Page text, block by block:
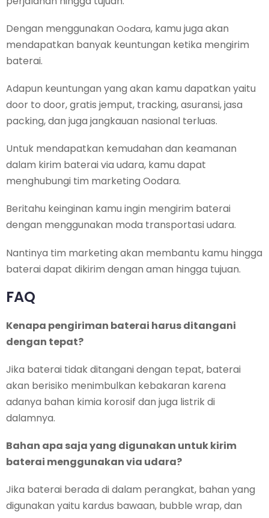
Dengan menggunakan Oodara, kamu juga akan
mendapatkan banyak keuntungan ketika mengirim
baterai.
Adapun keuntungan yang akan kamu dapatkan yaitu
door to door, gratis jemput, tracking, asuransi, jasa
packing, dan juga jangkauan nasional terluas.
Untuk mendapatkan kemudahan dan keamanan
dalam kirim baterai via udara, kamu dapat
menghubungi tim marketing Oodara.
Beritahu keinginan kamu ingin mengirim baterai
dengan menggunakan moda transportasi udara.
Nantinya tim marketing akan membantu kamu hingga
baterai dapat dikirim dengan aman hingga tujuan.
FAQ
Kenapa pengiriman baterai harus ditangani
dengan tepat?
Jika baterai tidak ditangani dengan tepat, baterai
akan berisiko menimbulkan kebakaran karena
adanya bahan kimia korosif dan juga listrik di
dalamnya.
Bahan apa saja yang digunakan untuk kirim
baterai menggunakan via udara?
Jika baterai berada di dalam perangkat, bahan yang
digunakan yaitu kardus bawaan, bubble wrap, dan